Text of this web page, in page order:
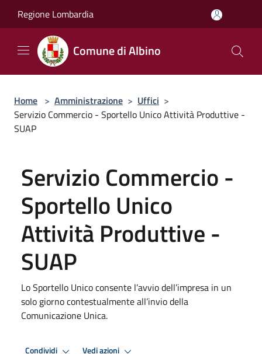
Regione Lombardia
Comune di Albino
Home > Amministrazione > Uffici >
Servizio Commercio - Sportello Unico Attività Produttive -
SUAP
Servizio Commercio -
Sportello Unico
Attività Produttive -
SUAP
Lo Sportello Unico consente l’avvio dell’impresa in un
solo giorno contestualmente all’invio della
Comunicazione Unica.
Condividi Vedi azioni